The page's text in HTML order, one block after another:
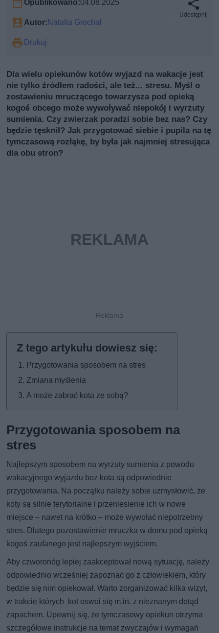
Opublikowano:04.08.2025
Autor:Natalia Grochal
Drukuj
Udostępnij
Dla wielu opiekunów kotów wyjazd na wakacje jest
nie tylko źródłem radości, ale też... stresu. Myśl o
zostawieniu mruczącego towarzysza pod opieką
kogoś obcego może wywoływać niepokój i wyrzuty
sumienia. Czy zwierzak poradzi sobie bez nas? Czy
będzie tęsknił? Jak przygotować siebie i pupila na tę
tymczasową rozłąkę, by była jak najmniej stresująca
dla obu stron?
Przygotowania sposobem na stres
Zmiana myślenia
A może zabrać kota ze sobą?
Przygotowania sposobem na
stres
Najlepszym sposobem na wyrzuty sumienia z powodu
wakacyjnego wyjazdu bez kota są odpowiednie
przygotowania. Na początku należy sobie uzmysłowić, że
koty są silnie terytorialne i przeniesienie ich w nowe
miejsce – nawet na krótko – może wywołać niepotrzebny
stres. Dlatego pozostawienie mruczka w domu pod opieką
kogoś zaufanego jest najlepszym wyjściem.
Aby czworonóg lepiej zaakceptował nową sytuację, należy
odpowiednio wcześniej zapoznać go z człowiekiem, który
będzie się nim opiekował. Warto zorganizować kilka wizyt,
w trakcie których kot oswoi się m.in. z nieznanym dotąd
zapachem. Upewnij się, że tymczasowy opiekun otrzyma
szczegółowe instrukcje na temat zwyczajów i wymagań